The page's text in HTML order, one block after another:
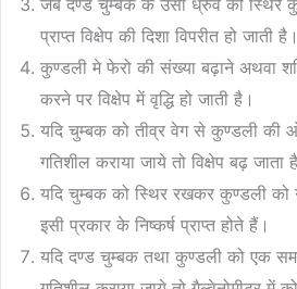
प्राप्त विक्षेप की दिशा विपरीत हो जाती है।
कुण्डली मे फेरो की संख्या बढ़ाने अथवा
करने पर विक्षेप में वृद्धि हो जाती है।
यदि चुम्बक को तीव्र वेग से कुण्डली की
गतिशील कराया जाये तो विक्षेप बढ़ जाता
यदि चुम्बक को स्थिर रखकर कुण्डली को
इसी प्रकार के निष्कर्ष प्राप्त होते हैं।
यदि दण्ड चुम्बक तथा कुण्डली को एक